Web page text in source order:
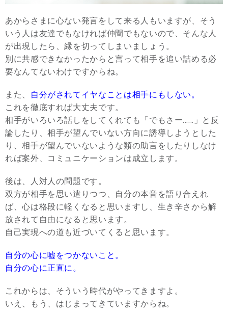
あからさまに心ない発言をして来る人もいますが、そう
いう人は友達でもなければ仲間でもないので、そんな人
が出現したら、縁を切ってしまいましょう。
別に共感できなかったからと言って相手を追い詰める必
要なんてないわけですからね。
また、
自分がされてイヤなことは相手にもしない。
これを徹底すれば大丈夫です。
相手がいろいろ話しをしてくれても「でもさー……」と反
論したり、相手が望んでいない方向に誘導しようとした
り、相手が望んでいないような類の助言をしたりしなけ
れば案外、コミュニケーションは成立します。
後は、人対人の問題です。
双方が相手を思い遣りつつ、自分の本音を語り合えれ
ば、心は格段に軽くなると思いますし、生き辛さから解
放されて自由になると思います。
自己実現への道も近づいてくると思います。
自分の心に嘘をつかないこと。
自分の心に正直に。
これからは、そういう時代がやってきますよ。
いえ、もう、はじまってきていますからね。